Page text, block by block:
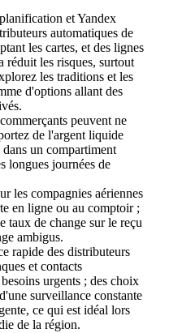
et Yandex
automatiques de
les cartes, et des lignes
réduit les risques, surtout
les traditions et les
d'options allant des
peuvent ne
de l'argent liquide
un compartiment
longues journées de
les compagnies aériennes
en ligne ou au comptoir ;
taux de change sur le reçu
ambigus.
rapide des distributeurs
et contacts
urgents ; des choix
surveillance constante
ce qui est idéal lors
de la région.